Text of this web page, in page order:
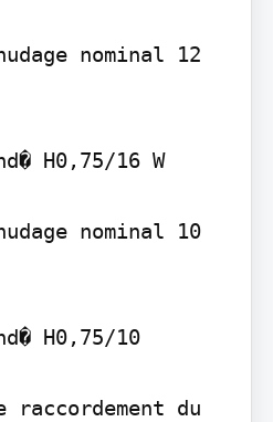
nominal 12
H0,75/16 W
nominal 10
H0,75/10
du